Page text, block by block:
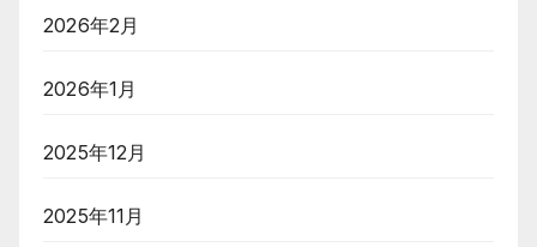
2026年2月
2026年1月
2025年12月
2025年11月